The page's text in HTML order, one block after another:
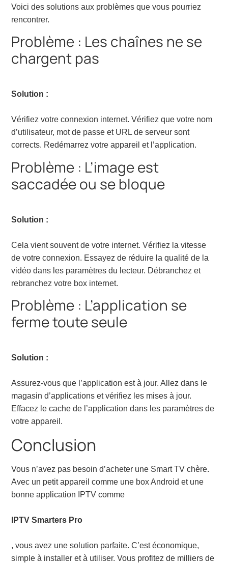
Voici des solutions aux problèmes que vous pourriez
rencontrer.
Problème : Les chaînes ne se
chargent pas
Solution :
Vérifiez votre connexion internet. Vérifiez que votre nom
d’utilisateur, mot de passe et URL de serveur sont
corrects. Redémarrez votre appareil et l’application.
Problème : L’image est
saccadée ou se bloque
Solution :
Cela vient souvent de votre internet. Vérifiez la vitesse
de votre connexion. Essayez de réduire la qualité de la
vidéo dans les paramètres du lecteur. Débranchez et
rebranchez votre box internet.
Problème : L’application se
ferme toute seule
Solution :
Assurez-vous que l’application est à jour. Allez dans le
magasin d’applications et vérifiez les mises à jour.
Effacez le cache de l’application dans les paramètres de
votre appareil.
Conclusion
Vous n’avez pas besoin d’acheter une Smart TV chère.
Avec un petit appareil comme une box Android et une
bonne application IPTV comme
IPTV Smarters Pro
, vous avez une solution parfaite. C’est économique,
simple à installer et à utiliser. Vous profitez de milliers de